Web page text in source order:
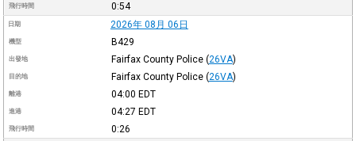
飛行時間 0:54
日期 2026年 08月 06日
機型 B429
出發地 Fairfax County Police (26VA)
目的地 Fairfax County Police (26VA)
離港 04:00 EDT
進港 04:27 EDT
飛行時間 0:26